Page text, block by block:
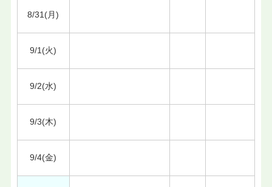
8/31(月)
9/1(火)
9/2(水)
9/3(木)
9/4(金)